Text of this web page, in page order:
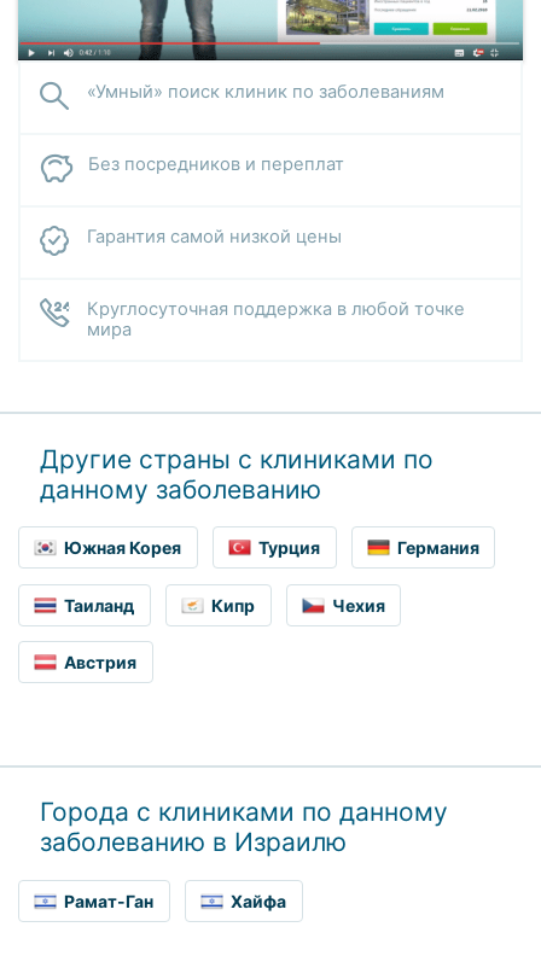
«Умный» поиск клиник по заболеваниям
Без посредников и переплат
Гарантия самой низкой цены
Круглосуточная поддержка в любой точке
мира
Другие страны с клиниками по
данному заболеванию
Южная Корея Турция Германия
Таиланд Кипр Чехия
Австрия
Города с клиниками по данному
заболеванию в Израилю
Рамат-Ган Хайфа